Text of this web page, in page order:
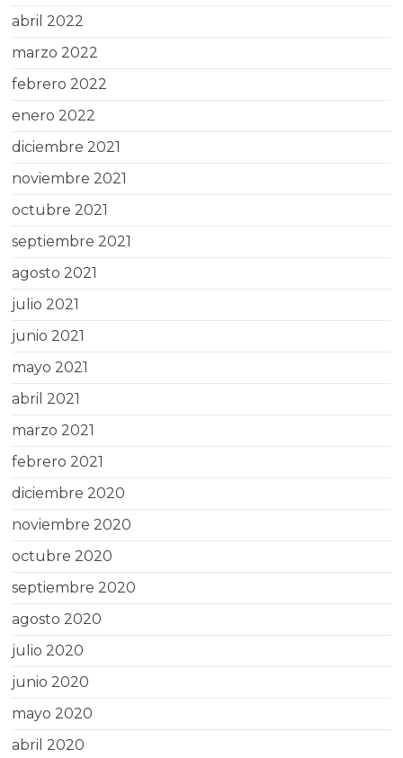
abril 2022
marzo 2022
febrero 2022
enero 2022
diciembre 2021
noviembre 2021
octubre 2021
septiembre 2021
agosto 2021
julio 2021
junio 2021
mayo 2021
abril 2021
marzo 2021
febrero 2021
diciembre 2020
noviembre 2020
octubre 2020
septiembre 2020
agosto 2020
julio 2020
junio 2020
mayo 2020
abril 2020